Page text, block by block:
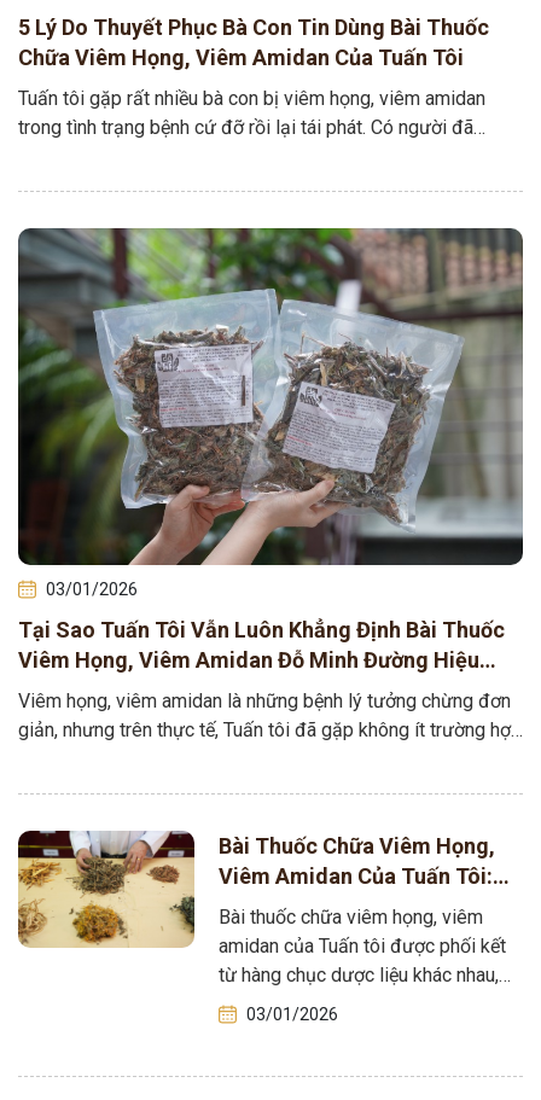
5 Lý Do Thuyết Phục Bà Con Tin Dùng Bài Thuốc
Chữa Viêm Họng, Viêm Amidan Của Tuấn Tôi
Tuấn tôi gặp rất nhiều bà con bị viêm họng, viêm amidan
trong tình trạng bệnh cứ đỡ rồi lại tái phát. Có người đã…
03/01/2026
Tại Sao Tuấn Tôi Vẫn Luôn Khẳng Định Bài Thuốc
Viêm Họng, Viêm Amidan Đỗ Minh Đường Hiệu
Quả Cho Trường Hợp Mạn Tính?
Viêm họng, viêm amidan là những bệnh lý tưởng chừng đơn
giản, nhưng trên thực tế, Tuấn tôi đã gặp không ít trường hợp
Bài Thuốc Chữa Viêm Họng,
Viêm Amidan Của Tuấn Tôi:
Kết Tinh Từ Hàng Chục Dược
Liệu Quý, CHUẨN – LÀNH –
SẠCH
Bài thuốc chữa viêm họng, viêm
amidan của Tuấn tôi được phối kết
từ hàng chục dược liệu khác nhau,
mỗi vị đều được lựa…
03/01/2026